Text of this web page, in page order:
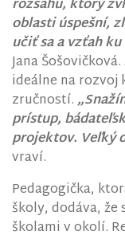
rozsahu, ktorý
oblasti úspešní,
učiť sa a vzťah
Jana
ideálne na
zručností.
prístup,
projektov. Veľký
vraví.
Pedagogička,
školy, dodáva,
školami v okolí.